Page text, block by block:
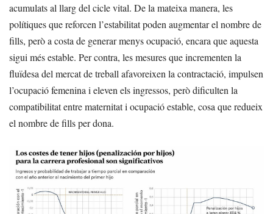
acumulats al llarg del cicle vital. De la mateixa manera, les
polítiques que reforcen l’estabilitat poden augmentar el nombre de
fills, però a costa de generar menys ocupació, encara que aquesta
sigui més estable. Per contra, les mesures que incrementen la
fluïdesa del mercat de treball afavoreixen la contractació, impulsen
l’ocupació femenina i eleven els ingressos, però dificulten la
compatibilitat entre maternitat i ocupació estable, cosa que redueix
el nombre de fills per dona.